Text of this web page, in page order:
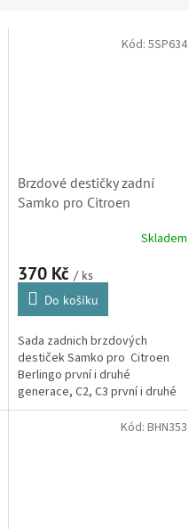
Brzdové destičky zadní
Samko pro Citroen
Picasso, C3II, C4, C8, DS3,
05P868)
Skladem
370 Kč/ ks
Do košíku
Sada zadnich brzdových
destiček Samko pro Citroen
Berlingo první i druhé
generace, C2, C3 první i druhé
generace, C3 Picasso, C4 první
i druhé generace, C8, DS3 a
Kód: 5SP634
Kód: BHN353